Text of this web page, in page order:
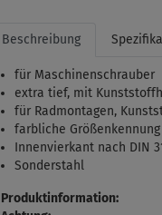
Beschreibung
für Maschinenschrauber
extra tief, mit
für Radmontagen,
farbliche Größenkennung
Innenvierkant nach DIN
Sonderstahl
Produktinformation: